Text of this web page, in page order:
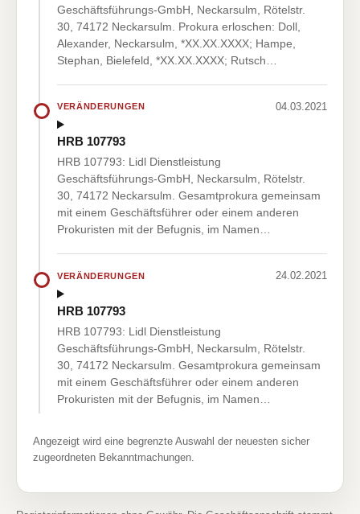
Geschäftsführungs-GmbH, Neckarsulm, Rötelstr.
30, 74172 Neckarsulm. Prokura erloschen: Doll,
Alexander, Neckarsulm, *XX.XX.XXXX; Hampe,
Stephan, Bielefeld, *XX.XX.XXXX; Rutsch…
VERÄNDERUNGEN 04.03.2021
HRB 107793
HRB 107793: Lidl Dienstleistung
Geschäftsführungs-GmbH, Neckarsulm, Rötelstr.
30, 74172 Neckarsulm. Gesamtprokura gemeinsam
mit einem Geschäftsführer oder einem anderen
Prokuristen mit der Befugnis, im Namen…
VERÄNDERUNGEN 24.02.2021
HRB 107793
HRB 107793: Lidl Dienstleistung
Geschäftsführungs-GmbH, Neckarsulm, Rötelstr.
30, 74172 Neckarsulm. Gesamtprokura gemeinsam
mit einem Geschäftsführer oder einem anderen
Prokuristen mit der Befugnis, im Namen…
Angezeigt wird eine begrenzte Auswahl der neuesten sicher
zugeordneten Bekanntmachungen.